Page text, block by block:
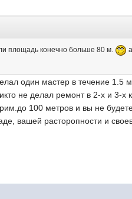
площадь конечно больше 80 м.
один мастер в течение 1.5
не делал ремонт в 2-х и 3-х
100 метров и вы не
вашей расторопности и